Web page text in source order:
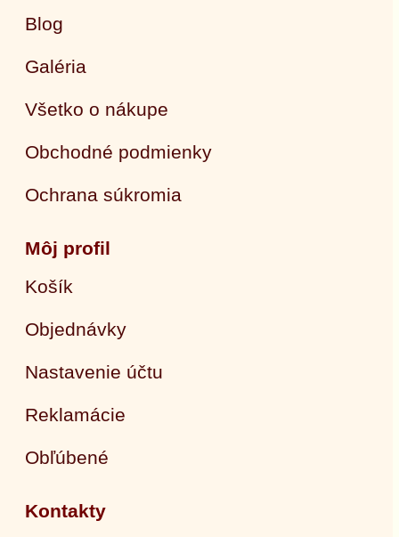
Blog
Galéria
Všetko o nákupe
Obchodné podmienky
Ochrana súkromia
Môj profil
Košík
Objednávky
Nastavenie účtu
Reklamácie
Obľúbené
Kontakty